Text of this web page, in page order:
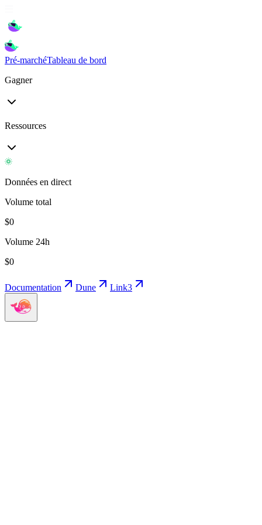
Pré-marchéTableau de bord
Gagner
Ressources
Données en direct
Volume total
$0
Volume 24h
$0
Documentation Dune Link3